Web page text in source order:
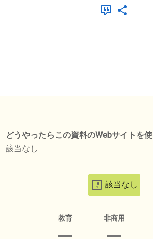
どうやったらこの資料のWebサイトを使
該当なし
該当なし
教育 非商用